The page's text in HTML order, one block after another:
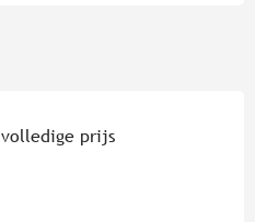
volledige prijs